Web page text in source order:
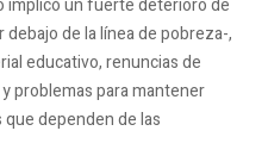
de la línea de pobreza-,
educativo, renuncias de
problemas para mantener
dependen de las